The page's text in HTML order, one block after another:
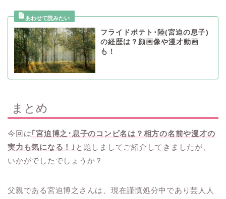
フライドポテト･陸(宮迫の息子)
の経歴は？顔画像や漫才動画
も！
まとめ
今回は｢宮迫博之･息子のコンビ名は？相方の名前や漫才の
実力も気になる！｣ と題しましてご紹介してきましたが、
いかがでしたでしょうか？
父親である宮迫博之さんは、現在謹慎処分中であり芸人人